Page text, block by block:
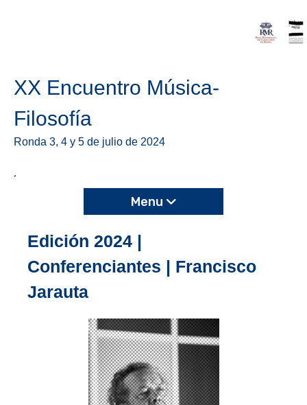
XX Encuentro Música-
Filosofía
Ronda 3, 4 y 5 de julio de 2024
,
Menu
Edición 2024 |
Conferenciantes | Francisco
Jarauta